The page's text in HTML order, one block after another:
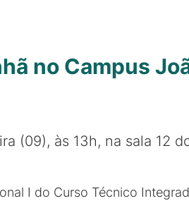
no Campus
(09), às 13h, na sala 12
I do Curso Técnico